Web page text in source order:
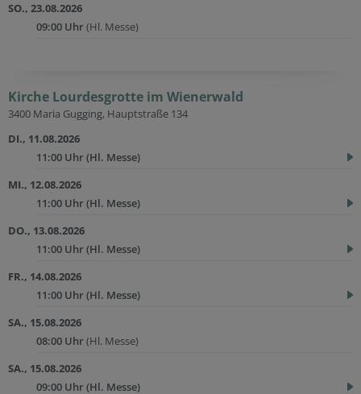
SO., 23.08.2026
09:00 Uhr(Hl. Messe)
Kirche Lourdesgrotte im Wienerwald
3400 Maria Gugging, Hauptstraße 134
DI., 11.08.2026
11:00 Uhr(Hl. Messe)
MI., 12.08.2026
11:00 Uhr(Hl. Messe)
DO., 13.08.2026
11:00 Uhr(Hl. Messe)
FR., 14.08.2026
11:00 Uhr(Hl. Messe)
SA., 15.08.2026
08:00 Uhr(Hl. Messe)
SA., 15.08.2026
09:00 Uhr(Hl. Messe)